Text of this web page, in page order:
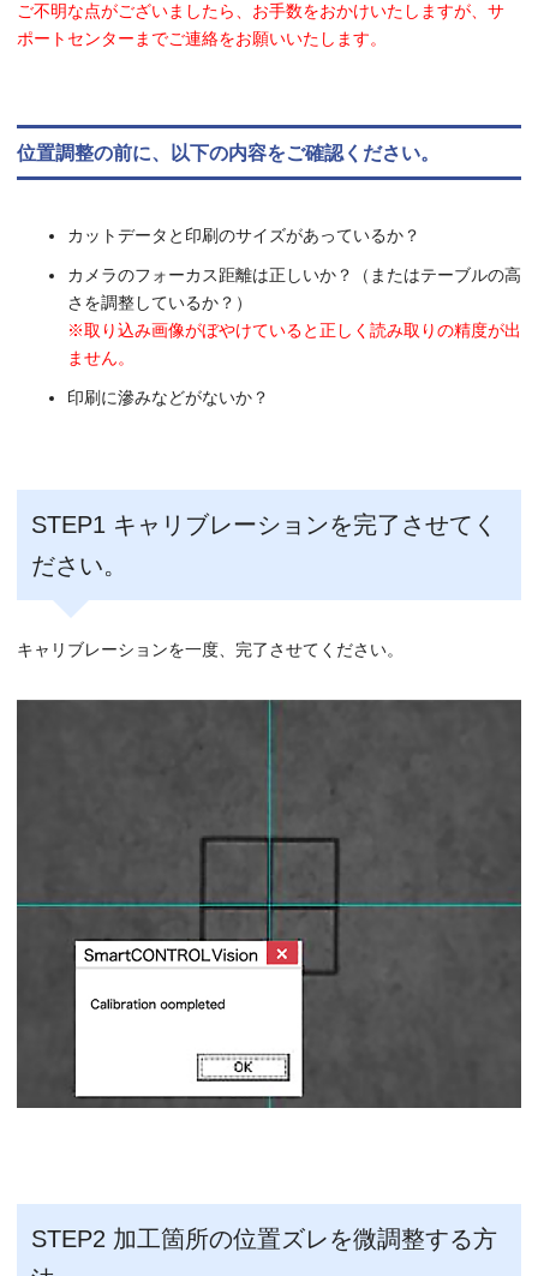
ご不明な点がございましたら、お手数をおかけいたしますが、サ
ポートセンターまでご連絡をお願いいたします。
位置調整の前に、以下の内容をご確認ください。
カットデータと印刷のサイズがあっているか？
カメラのフォーカス距離は正しいか？（またはテーブルの高
さを調整しているか？）
※取り込み画像がぼやけていると正しく読み取りの精度が出
ません。
印刷に滲みなどがないか？
STEP1 キャリブレーションを完了させてく
ださい。
キャリブレーションを一度、完了させてください。
STEP2 加工箇所の位置ズレを微調整する方